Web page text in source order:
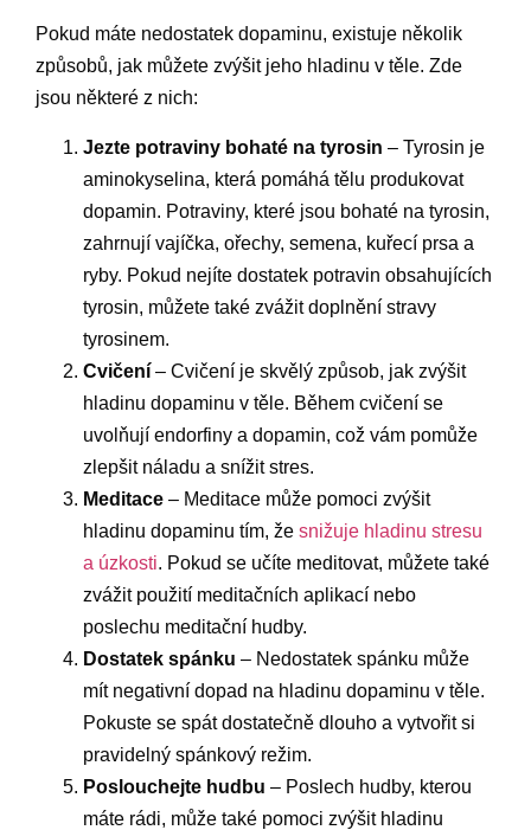
Pokud máte nedostatek dopaminu, existuje několik
způsobů, jak můžete zvýšit jeho hladinu v těle. Zde
jsou některé z nich:
Jezte potraviny bohaté na tyrosin – Tyrosin je
aminokyselina, která pomáhá tělu produkovat
dopamin. Potraviny, které jsou bohaté na tyrosin,
zahrnují vajíčka, ořechy, semena, kuřecí prsa a
ryby. Pokud nejíte dostatek potravin obsahujících
tyrosin, můžete také zvážit doplnění stravy
tyrosinem.
Cvičení – Cvičení je skvělý způsob, jak zvýšit
hladinu dopaminu v těle. Během cvičení se
uvolňují endorfiny a dopamin, což vám pomůže
zlepšit náladu a snížit stres.
Meditace – Meditace může pomoci zvýšit
hladinu dopaminu tím, že snižuje hladinu stresu
a úzkosti. Pokud se učíte meditovat, můžete také
zvážit použití meditačních aplikací nebo
poslechu meditační hudby.
Dostatek spánku – Nedostatek spánku může
mít negativní dopad na hladinu dopaminu v těle.
Pokuste se spát dostatečně dlouho a vytvořit si
pravidelný spánkový režim.
Poslouchejte hudbu – Poslech hudby, kterou
máte rádi, může také pomoci zvýšit hladinu